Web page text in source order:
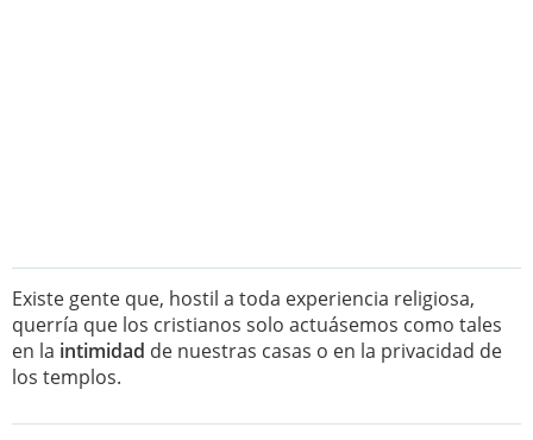
Existe gente que, hostil a toda experiencia religiosa,
querría que los cristianos solo actuásemos como tales
en la intimidad de nuestras casas o en la privacidad de
los templos.